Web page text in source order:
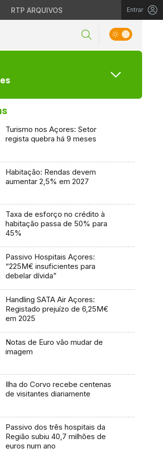
RTP ARQUIVOS Entrar
Turismo nos Açores: Setor
regista quebra há 9 meses
Habitação: Rendas devem
aumentar 2,5% em 2027
Taxa de esforço no crédito à
habitação passa de 50% para
45%
Passivo Hospitais Açores:
“225M€ insuficientes para
debelar dívida”
Handling SATA Air Açores:
Registado prejuízo de 6,25M€
em 2025
Notas de Euro vão mudar de
imagem
Ilha do Corvo recebe centenas
de visitantes diariamente
Passivo dos três hospitais da
Região subiu 40,7 milhões de
euros num ano